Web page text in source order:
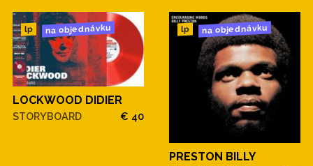
lp na objednávku
LOCKWOOD DIDIER
STORYBOARD € 40
lp na objednávku
PRESTON BILLY